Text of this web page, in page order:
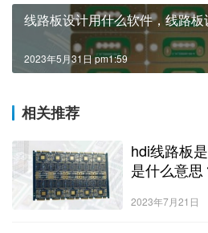
线路板设计用什么软件，线路板
2023年5月31日 pm1:59
相关推荐
hdi线路板
是什么意思
2023年7月21日